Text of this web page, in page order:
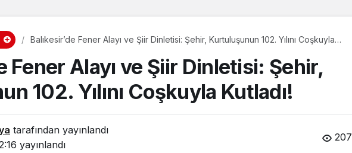
Balıkesir’de Fener Alayı ve Şiir Dinletisi: Şehir, Kurtuluşunun 102. Yılını Coşkuyla
Fener Alayı ve Şiir Dinletisi: Şehir,
102. Yılını Coşkuyla Kutladı!
tarafından yayınlandı
yayınlandı
207